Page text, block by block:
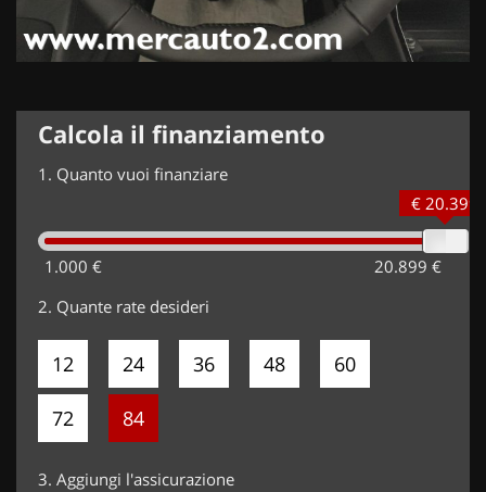
Calcola il finanziamento
1. Quanto vuoi finanziare
1.000 € 20.899 €
€ 20.399
2. Quante rate desideri
12 24 36 48 60
72 84
3. Aggiungi l'assicurazione